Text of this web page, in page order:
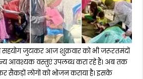
सहयोग जुटाकर आज शुक्रवार को भी जरूरतमंदों
आवश्यक वस्तुएं उपलब्ध करा रहे हैं। अब तक
सैकड़ों लोगों को भोजन कराया है। इसके